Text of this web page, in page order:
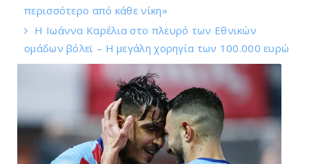
περισσότερο από κάθε νίκη»
Η Ιωάννα Καρέλια στο πλευρό των Εθνικών
ομάδων βόλεϊ – H μεγάλη χορηγία των 100.000 ευρώ